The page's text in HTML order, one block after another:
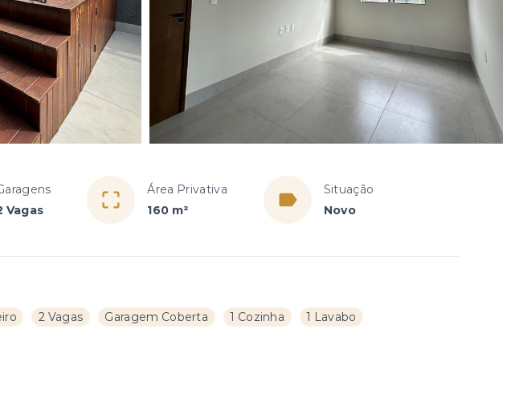
Vagas
Área Privativa
160 m²
Situação
Novo
2 Vagas Garagem Coberta 1 Cozinha
1 Lavabo